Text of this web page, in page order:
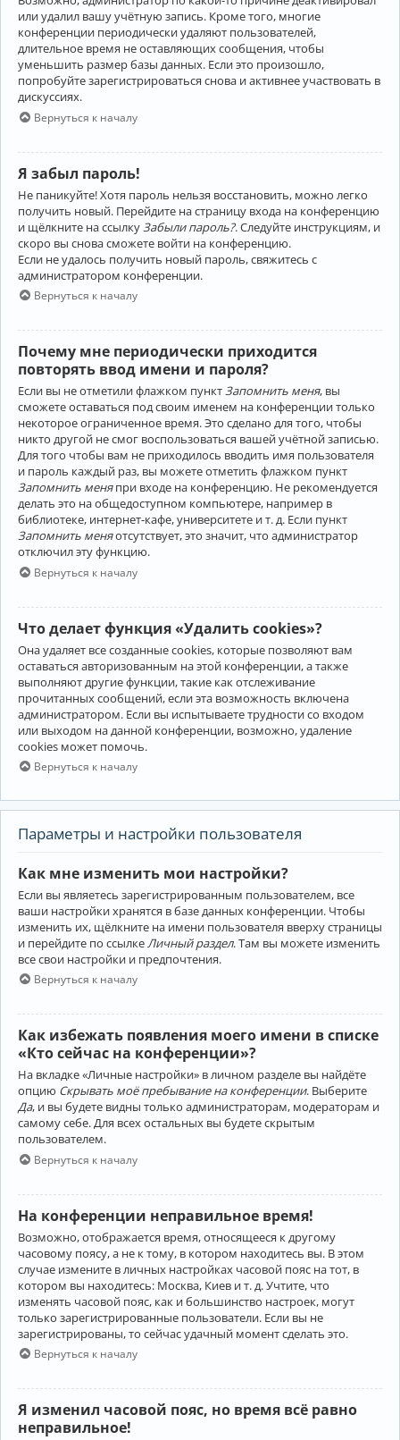
или удалил вашу учётную запись. Кроме того, многие
конференции периодически удаляют пользователей,
длительное время не оставляющих сообщения, чтобы
уменьшить размер базы данных. Если это произошло,
попробуйте зарегистрироваться снова и активнее участвовать в
дискуссиях.
Вернуться к началу
Я забыл пароль!
Не паникуйте! Хотя пароль нельзя восстановить, можно легко
получить новый. Перейдите на страницу входа на конференцию
и щёлкните на ссылку Забыли пароль?. Следуйте инструкциям, и
скоро вы снова сможете войти на конференцию.
Если не удалось получить новый пароль, свяжитесь с
администратором конференции.
Вернуться к началу
Почему мне периодически приходится
повторять ввод имени и пароля?
Если вы не отметили флажком пунктЗапомнить меня, вы
сможете оставаться под своим именем на конференции только
некоторое ограниченное время. Это сделано для того, чтобы
никто другой не смог воспользоваться вашей учётной записью.
Для того чтобы вам не приходилось вводить имя пользователя
и пароль каждый раз, вы можете отметить флажком пункт
Запомнить меняпри входе на конференцию. Не рекомендуется
делать это на общедоступном компьютере, например в
библиотеке, интернет-кафе, университете и т. д. Если пункт
Запомнить меняотсутствует, это значит, что администратор
отключил эту функцию.
Вернуться к началу
Что делает функция «Удалить cookies»?
Она удаляет все созданные cookies, которые позволяют вам
оставаться авторизованным на этой конференции, а также
выполняют другие функции, такие как отслеживание
прочитанных сообщений, если эта возможность включена
администратором. Если вы испытываете трудности со входом
или выходом на данной конференции, возможно, удаление
cookies может помочь.
Вернуться к началу
Параметры и настройки пользователя
Как мне изменить мои настройки?
Если вы являетесь зарегистрированным пользователем, все
ваши настройки хранятся в базе данных конференции. Чтобы
изменить их, щёлкните на имени пользователя вверху страницы
и перейдите по ссылке Личный раздел. Там вы можете изменить
все свои настройки и предпочтения.
Вернуться к началу
Как избежать появления моего имени в списке
«Кто сейчас на конференции»?
На вкладке «Личные настройки» в личном разделе вы найдёте
опцию Скрывать моё пребывание на конференции. Выберите
Да, и вы будете видны только администраторам, модераторам и
самому себе. Для всех остальных вы будете скрытым
пользователем.
Вернуться к началу
На конференции неправильное время!
Возможно, отображается время, относящееся к другому
часовому поясу, а не к тому, в котором находитесь вы. В этом
случае измените в личных настройках часовой пояс на тот, в
котором вы находитесь: Москва, Киев и т. д. Учтите, что
изменять часовой пояс, как и большинство настроек, могут
только зарегистрированные пользователи. Если вы не
зарегистрированы, то сейчас удачный момент сделать это.
Вернуться к началу
Я изменил часовой пояс, но время всё равно
неправильное!